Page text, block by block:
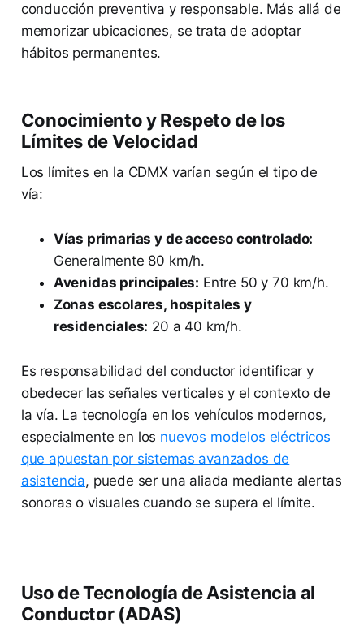
conducción preventiva y responsable. Más allá de
memorizar ubicaciones, se trata de adoptar
hábitos permanentes.
Conocimiento y Respeto de los
Límites de Velocidad
Los límites en la CDMX varían según el tipo de
vía:
Vías primarias y de acceso controlado:
Generalmente 80 km/h.
Avenidas principales: Entre 50 y 70 km/h.
Zonas escolares, hospitales y
residenciales: 20 a 40 km/h.
Es responsabilidad del conductor identificar y
obedecer las señales verticales y el contexto de
la vía. La tecnología en los vehículos modernos,
especialmente en los nuevos modelos eléctricos
que apuestan por sistemas avanzados de
asistencia, puede ser una aliada mediante alertas
sonoras o visuales cuando se supera el límite.
Uso de Tecnología de Asistencia al
Conductor (ADAS)